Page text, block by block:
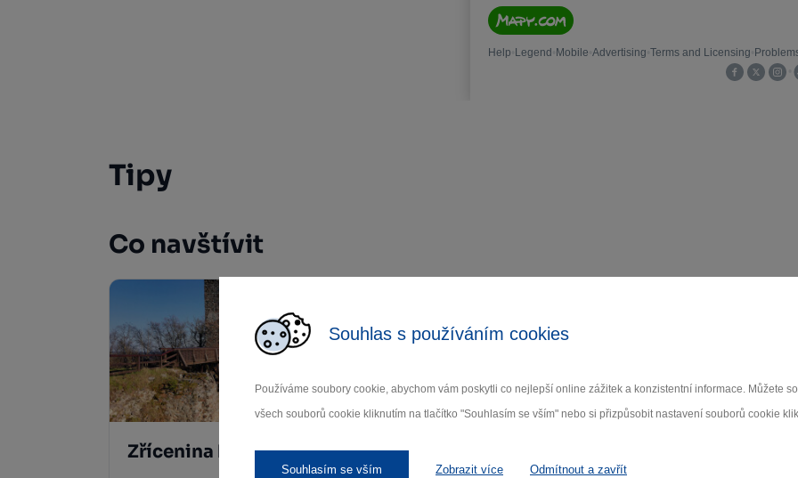
Souhlas s používáním cookies
Používáme soubory cookie, abychom vám poskytli co nejlepší online zážitek a konzistentní informace. Můžete
všech souborů cookie kliknutím na tlačítko "Souhlasím se vším" nebo si přizpůsobit nastavení souborů cookie
Souhlasím se vším Zobrazit více Odmítnout a zavřít
Tipy
Co navštívit
Zřícenina hradu Zubštejn